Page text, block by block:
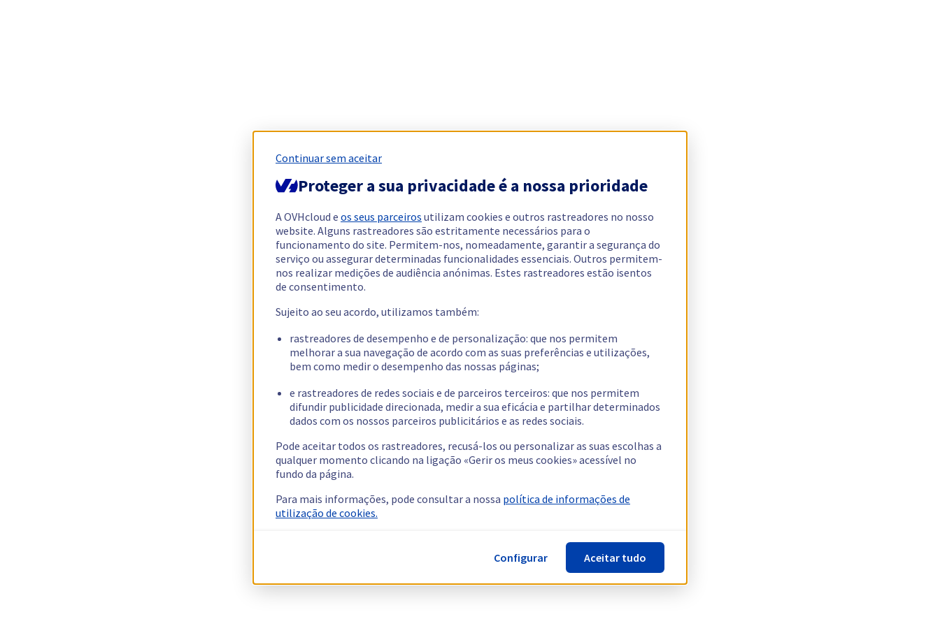
Continuar sem aceitar
Proteger a sua privacidade é a nossa prioridade
A OVHcloud e os seus parceiros utilizam cookies e outros rastreadores no nosso
website. Alguns rastreadores são estritamente necessários para o
funcionamento do site. Permitem-nos, nomeadamente, garantir a segurança do
serviço ou assegurar determinadas funcionalidades essenciais. Outros permitem-
nos realizar medições de audiência anónimas. Estes rastreadores estão isentos
de consentimento.
Sujeito ao seu acordo, utilizamos também:
rastreadores de desempenho e de personalização: que nos permitem
melhorar a sua navegação de acordo com as suas preferências e utilizações,
bem como medir o desempenho das nossas páginas;
e rastreadores de redes sociais e de parceiros terceiros: que nos permitem
difundir publicidade direcionada, medir a sua eficácia e partilhar determinados
dados com os nossos parceiros publicitários e as redes sociais.
Pode aceitar todos os rastreadores, recusá-los ou personalizar as suas escolhas a
qualquer momento clicando na ligação «Gerir os meus cookies» acessível no
fundo da página.
Para mais informações, pode consultar a nossa política de informações de
utilização de cookies.
Configurar Aceitar tudo